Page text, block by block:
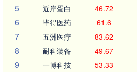
5 近岸蛋白 46.72
6 毕得医药 61.6
7 五洲医疗 83.62
8 耐科装备 49.67
9 一博科技 53.33